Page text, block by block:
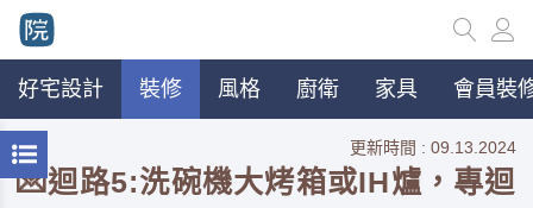
好宅設計 裝修 風格 廚衛 家具 會員裝
更新時間 : 09.13.2024
💌迴路5:洗碗機大烤箱或IH爐，專迴